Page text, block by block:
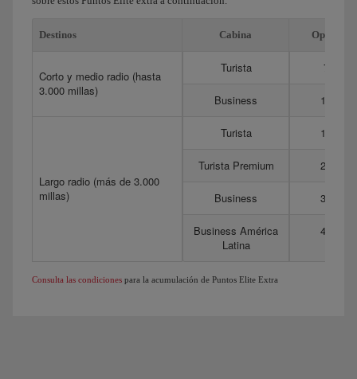
Destinos Cabina Optima
Corto y medio radio (hasta
3.000 millas)
Turista 75
Business 175
Largo radio (más de 3.000
millas)
Turista 150
Turista Premium 275
Business 350
Business América
Latina
450
Consulta las condiciones para la acumulación de Puntos Elite Extra